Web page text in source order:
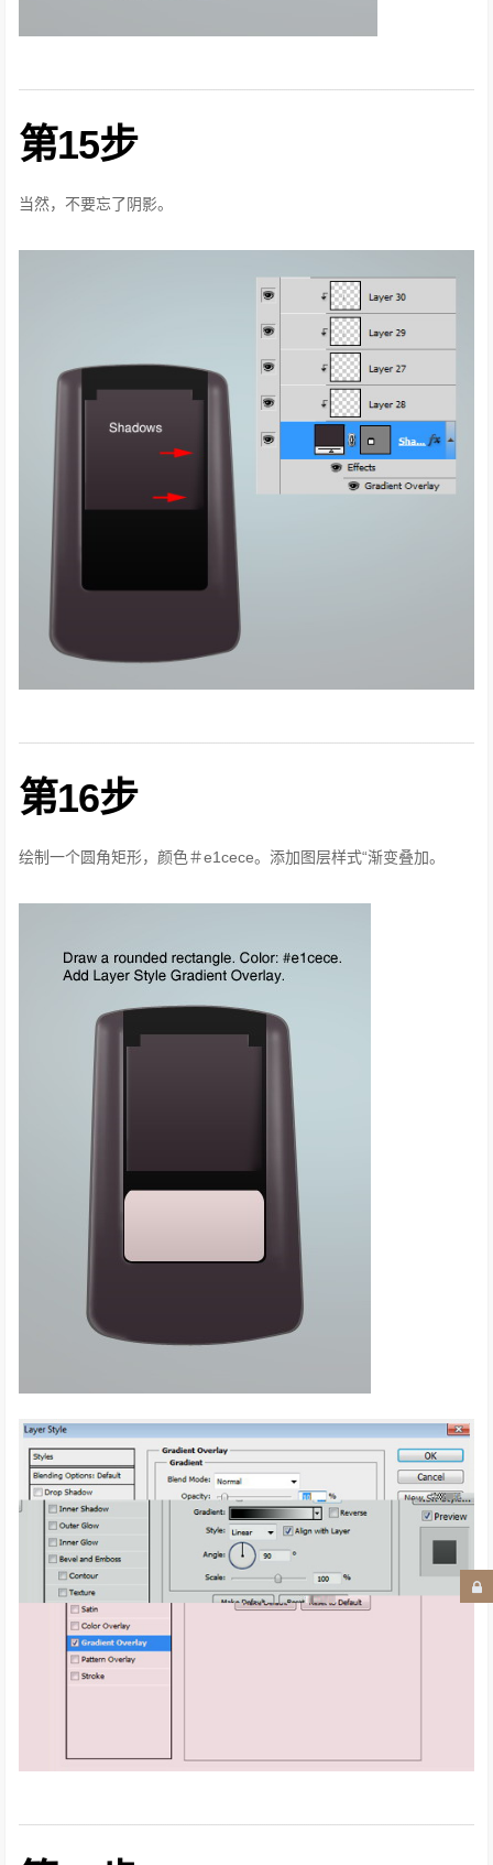
第15步
当然，不要忘了阴影。
第16步
绘制一个圆角矩形，颜色＃e1cece。 添加图层样式“渐变叠加。